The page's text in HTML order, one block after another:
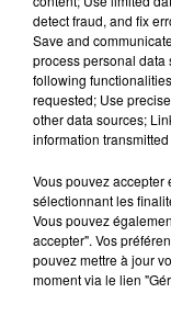
Des Fleurs
detect fraud, and fix
Save and
process personal data
following
requested; Use
other data sources;
information
Vous pouvez accepter
sélectionnant les
Vous pouvez
accepter". Vos
pouvez mettre à jour
moment via le lien